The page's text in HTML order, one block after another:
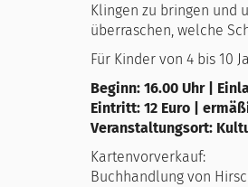
Klingen zu bringen und
überraschen, welche
Für Kinder von 4 bis 10
Beginn: 16.00 Uhr |
Eintritt: 12 Euro |
Veranstaltungsort:
Kartenvorverkauf:
Buchhandlung von